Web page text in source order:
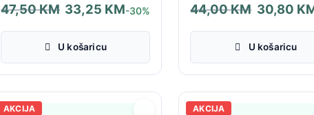
47,50KM
Izvorna
cijena
33,25 KM
Trenutna
cijena
-30%
U košaricu
44,00KM
Izvorna
cijena
30,80
Trenutna
cijena
U košaricu
AKCIJA AKCIJA